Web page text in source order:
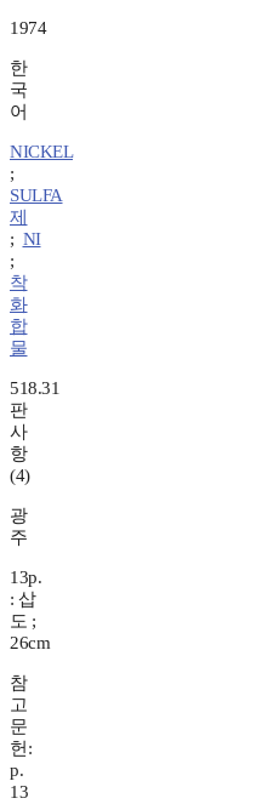
1974
한
국
어
NICKEL
;
SULFA
제
; NI
;
착
화
합
물
518.31
판
사
항
(4)
광
주
13p.
: 삽
도 ;
26cm
참
고
문
헌:
p.
13